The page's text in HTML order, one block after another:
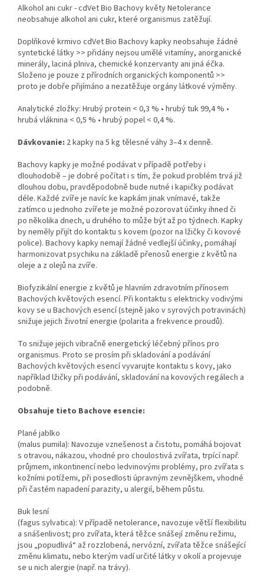
Alkohol ani cukr - cdVet Bio Bachovy květy Netolerance
neobsahuje alkohol ani cukr, které organismus zatěžují.
Doplňkové krmivo cdVet Bio Bachovy kapky neobsahuje žádné
syntetické látky >> přidány nejsou umělé vitamíny, anorganické
minerály, laciná plniva, chemické konzervanty ani jiná éčka.
Složeno je pouze z přírodních organických komponentů >>
proto je dobře přijímáno a nezatěžuje orgány látkové výměny.
Analytické zložky: Hrubý protein < 0,3 % • hrubý tuk 99,4 % •
hrubá vláknina < 0,5 % • hrubý popel < 0,4 %.
Dávkovanie: 2 kapky na 5 kg tělesné váhy 3–4 x denně.
Bachovy kapky je možné podávat v případě potřeby i
dlouhodobě – je dobré počítat i s tím, že pokud problém trvá již
dlouhou dobu, pravděpodobně bude nutné i kapičky podávat
déle. Každé zvíře je navíc ke kapkám jinak vnímavé, takže
zatímco u jednoho zvířete je možné pozorovat účinky ihned či
po několika dnech, u druhého to může být až po týdnech. Kapky
by neměly přijít do kontaktu s kovem (pozor na lžičky či kovové
police). Bachovy kapky nemají žádné vedlejší účinky, pomáhají
harmonizovat psychiku na základě přenosů energie z květů na
oleje a z olejů na zvíře.
Biofyzikální energie z květů je hlavním zdravotním přínosem
Bachových květových esencí. Při kontaktu s elektricky vodivými
kovy se u Bachových esencí (stejně jako v syrových potravinách)
snižuje jejich životní energie (polarita a frekvence proudů).
To snižuje jejich vibračně energetický léčebný přínos pro
organismus. Proto se prosím při skladování a podávání
Bachových květových esencí vyvarujte kontaktu s kovy, jako
například lžičky při podávání, skladování na kovových regálech a
podobně.
Obsahuje tieto Bachove esencie:
Plané jablko
(malus pumila): Navozuje vznešenost a čistotu, pomáhá bojovat
s otravou, nákazou, vhodné pro choulostivá zvířata, trpící např.
průjmem, inkontinencí nebo ledvinovými problémy, pro zvířata s
kožními potížemi, při posedlosti úpravným zevnějškem, vhodné
při častém napadení parazity, u alergií, během půstu.
Buk lesní
(fagus sylvatica): V případě netolerance, navozuje větší flexibilitu
a snášenlivost; pro zvířata, která těžce snášejí změnu režimu,
jsou „popudlivá“ až rozzlobená, nervózní, zvířata těžce snášející
změnu klimatu, nebo kterým vadí určité látky v okolí a projevuje
se u nich alergie (např. na trávy).